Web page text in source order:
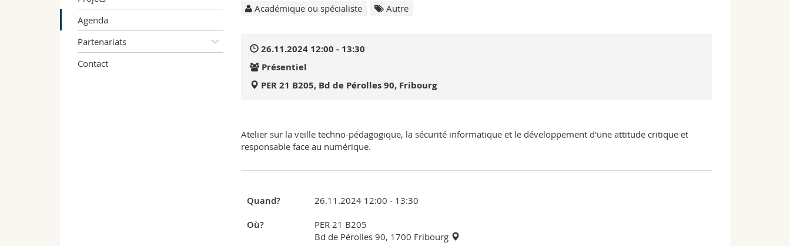
Agenda
Partenariats
Contact
Académique ou spécialiste Autre
26.11.2024 12:00 - 13:30
Présentiel
PER 21 B205, Bd de Pérolles 90, Fribourg
Atelier sur la veille techno-pédagogique, la sécurité informatique et le développement d'une attitude critique et
responsable face au numérique.
Quand? 26.11.2024 12:00 - 13:30
Où?
PER 21 B205
Bd de Pérolles 90, 1700 Fribourg